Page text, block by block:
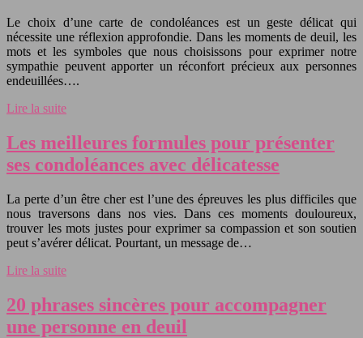
Le choix d’une carte de condoléances est un geste délicat qui
nécessite une réflexion approfondie. Dans les moments de deuil, les
mots et les symboles que nous choisissons pour exprimer notre
sympathie peuvent apporter un réconfort précieux aux personnes
endeuillées….
Lire la suite
Les meilleures formules pour présenter
ses condoléances avec délicatesse
La perte d’un être cher est l’une des épreuves les plus difficiles que
nous traversons dans nos vies. Dans ces moments douloureux,
trouver les mots justes pour exprimer sa compassion et son soutien
peut s’avérer délicat. Pourtant, un message de…
Lire la suite
20 phrases sincères pour accompagner
une personne en deuil